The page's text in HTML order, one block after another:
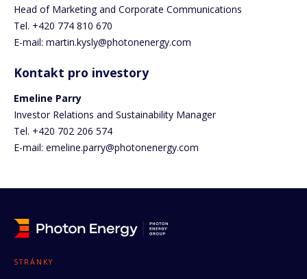
Head of Marketing and Corporate Communications
Tel. +420 774 810 670
E-mail: martin.kysly@photonenergy.com
Kontakt pro investory
Emeline Parry
Investor Relations and Sustainability Manager
Tel. +420 702 206 574
E-mail: emeline.parry@photonenergy.com
STRÁNKY